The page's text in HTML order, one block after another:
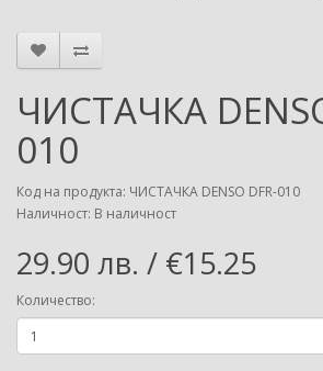
ЧИСТАЧКА
010
Код на продукта: ЧИСТАЧКА DENSO DFR-010
Наличност: В наличност
29.90 лв. / €15.25
Количество: